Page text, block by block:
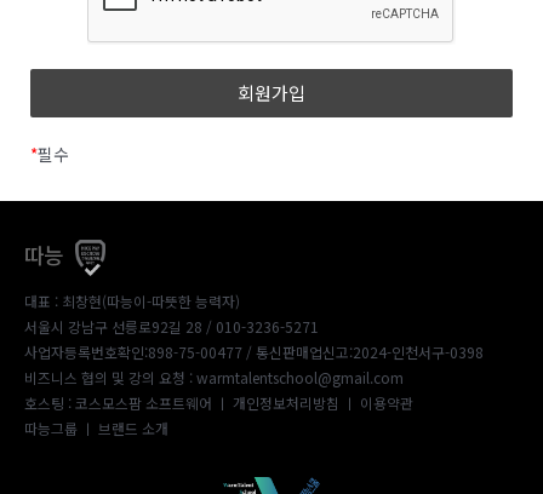
*필수
따능
대표 : 최창현(따능이-따뜻한 능력자)
서울시 강남구 선릉로92길 28 / 010-3236-5271
사업자등록번호확인:898-75-00477 / 통신판매업신고:2024-인천서구-0398
비즈니스 협의 및 강의 요청 : warmtalentschool@gmail.com
호스팅 : 코스모스팜 소프트웨어 ㅣ 개인정보처리방침 ㅣ 이용약관
따능그룹 ㅣ 브랜드 소개